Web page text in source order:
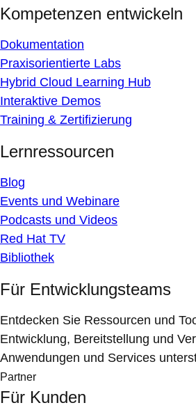
Kompetenzen entwickeln
Dokumentation
Praxisorientierte Labs
Hybrid Cloud Learning Hub
Interaktive Demos
Training & Zertifizierung
Lernressourcen
Blog
Events und Webinare
Podcasts und Videos
Red Hat TV
Bibliothek
Für Entwicklungsteams
Entdecken Sie Ressourcen und
Entwicklung, Bereitstellung und
Anwendungen und Services
Partner
Für Kunden